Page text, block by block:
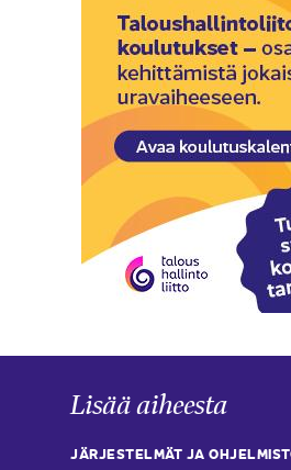
Lisää aiheesta
JÄRJESTELMÄT JA